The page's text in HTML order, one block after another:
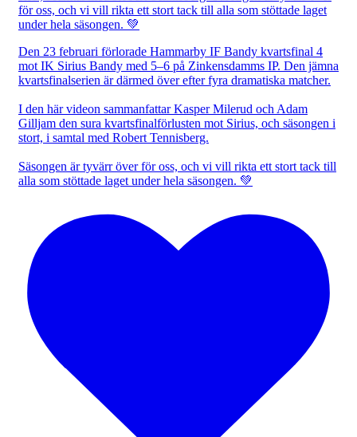
Den 23 februari förlorade Hammarby IF Bandy kvartsfinal 4
mot IK Sirius Bandy med 5–6 på Zinkensdamms IP. Den jämna
kvartsfinalserien är därmed över efter fyra dramatiska matcher.
I den här videon sammanfattar Kasper Milerud och Adam
Gilljam den sura kvartsfinalförlusten mot Sirius, och säsongen i
stort, i samtal med Robert Tennisberg.
Säsongen är tyvärr över för oss, och vi vill rikta ett stort tack till
alla som stöttade laget under hela säsongen. 💚